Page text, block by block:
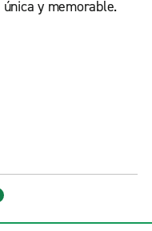
y memorable.